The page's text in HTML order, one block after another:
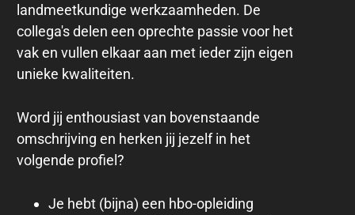
landmeetkundige werkzaamheden. De
collega's delen een oprechte passie voor het
vak en vullen elkaar aan met ieder zijn eigen
unieke kwaliteiten.
Word jij enthousiast van bovenstaande
omschrijving en herken jij jezelf in het
volgende profiel?
Je hebt (bijna) een hbo-opleiding